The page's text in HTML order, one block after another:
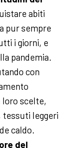
abiti
pur sempre
i giorni, e
pandemia.
con
loro scelte,
tessuti leggeri
caldo.
del